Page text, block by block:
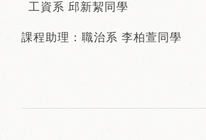
工資系 邱新絜同學
課程助理：職治系 李柏萱同學